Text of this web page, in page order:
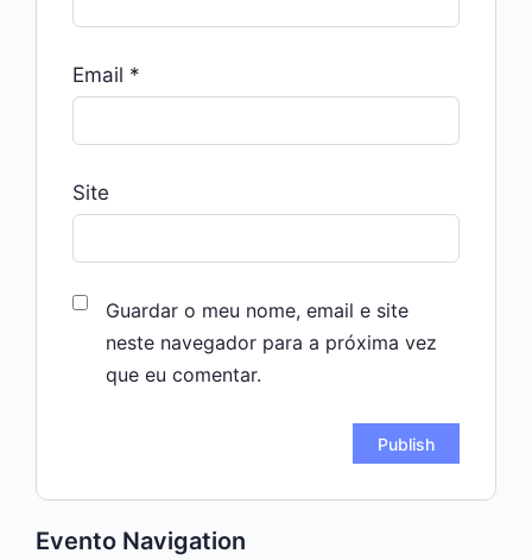
Email *
Site
Guardar o meu nome, email e site
neste navegador para a próxima vez
que eu comentar.
Evento Navigation